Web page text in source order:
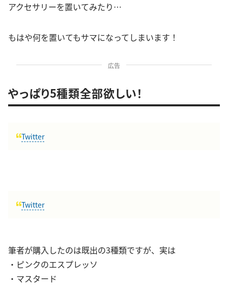
アクセサリーを置いてみたり…
もはや何を置いてもサマになってしまいます！
広告
やっぱり5種類全部欲しい！
Twitter
Twitter
筆者が購入したのは既出の3種類ですが、実は
・ピンクのエスプレッソ
・マスタード